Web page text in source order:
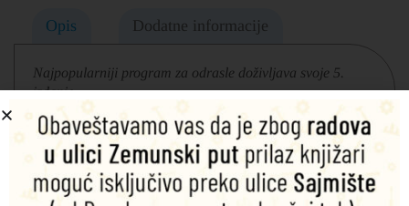
Opis Dodatne informacije
Najpopularniji program za odrasle doživljava svoje 5.
izdanje.
Sa više novog video materijala u svakoj lekciji, autentičnim
tekstovima i osveženim temama, novo izdanje English File
serije pruža dinamičnije iskustvo učenja. Lekcije
zadržavaju svoju oprobanu strukturu i metodologiju, a nove
teme će pomoći učenicima da razvijaju svoje